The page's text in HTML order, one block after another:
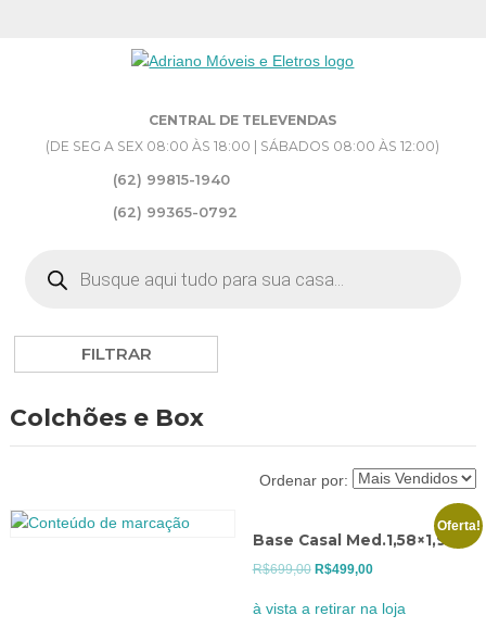
CENTRAL DE TELEVENDAS
(DE SEG A SEX 08:00 ÀS 18:00 | SÁBADOS 08:00 ÀS 12:00)
(62) 99815-1940
(62) 99365-0792
produtos
FILTRAR
Colchões e Box
Ordenar por:
Oferta!
Base Casal Med.1,58×1,98
R$699,00 O
R$499,00O
atual
à vista a retirar na loja